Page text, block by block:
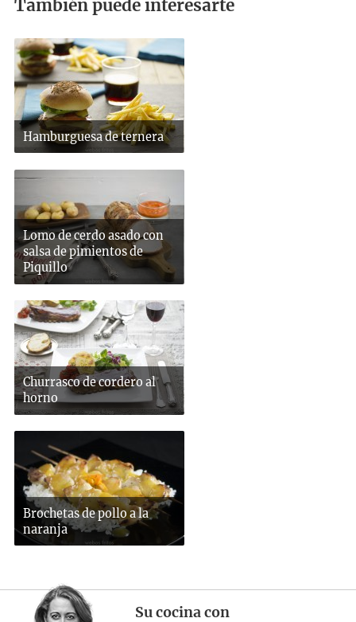
También puede interesarte
Hamburguesa de ternera
Lomo de cerdo asado con
salsa de pimientos de
Piquillo
Churrasco de cordero al
horno
Brochetas de pollo a la
naranja
Su cocina con